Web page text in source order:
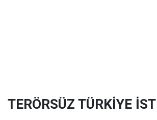
TERÖRSÜZ TÜRKİYE